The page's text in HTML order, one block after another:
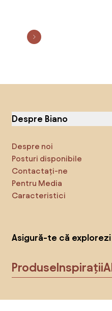
Despre Biano
Despre noi
Posturi disponibile
Contactați-ne
Pentru Media
Caracteristici
Asigură-te că explorezi
ProduseInspirații